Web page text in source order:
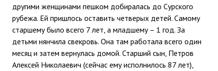
другими женщинами пешком добиралась до Сурского
рубежа. Ей пришлось оставить четверых детей. Самому
старшему было всего 7 лет, а младшему – 1 год. За
детьми нянчила свекровь. Она там работала всего один
месяц и затем вернулась домой. Старший сын, Петров
Алексей Николаевич (сейчас ему исполнилось 87 лет),